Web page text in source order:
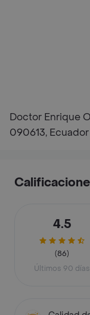
Doctor Enrique
090613, Ecuador
4.5
(86)
Últimos 90 días